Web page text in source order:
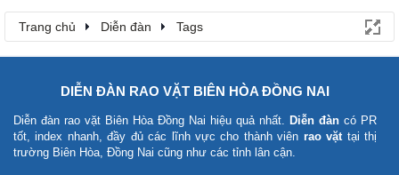
Trang chủ Diễn đàn Tags
DIỄN ĐÀN RAO VẶT BIÊN HÒA ĐỒNG NAI
Diễn đàn rao vặt Biên Hòa Đồng Nai hiệu quả nhất. Diễn đàn có PR
tốt, index nhanh, đầy đủ các lĩnh vực cho thành viên rao vặttại thị
trường Biên Hòa, Đồng Nai cũng như các tỉnh lân cận.